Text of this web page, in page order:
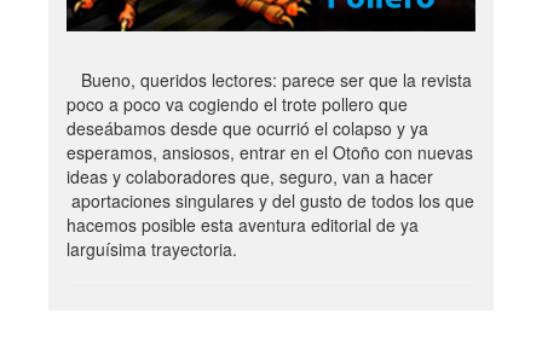
Bueno, queridos lectores: parece ser que la revista
poco a poco va cogiendo el trote pollero que
deseábamos desde que ocurrió el colapso y ya
esperamos, ansiosos, entrar en el Otoño con nuevas
ideas y colaboradores que, seguro, van a hacer
aportaciones singulares y del gusto de todos los que
hacemos posible esta aventura editorial de ya
larguísima trayectoria.